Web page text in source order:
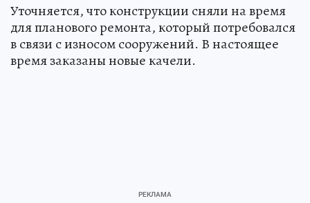
Уточняется, что конструкции сняли на время
для планового ремонта, который потребовался
в связи с износом сооружений. В настоящее
время заказаны новые качели.